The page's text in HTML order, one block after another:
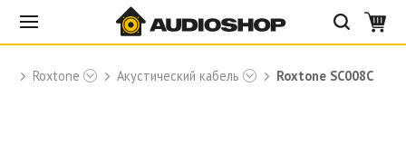
Roxtone Акустический кабель Roxtone SC008C